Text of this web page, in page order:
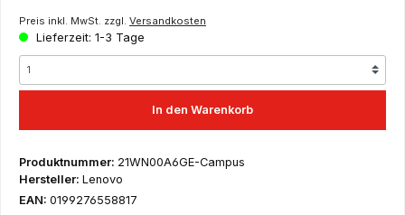
Preis inkl. MwSt. zzgl. Versandkosten
Lieferzeit: 1-3 Tage
In den Warenkorb
Produktnummer: 21WN00A6GE-Campus
Hersteller: Lenovo
EAN: 0199276558817